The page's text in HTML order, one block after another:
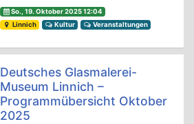
So., 19. Oktober 2025 12:04
Linnich
Kultur Veranstaltungen
Deutsches Glasmalerei-
Museum Linnich –
Programmübersicht Oktober
2025